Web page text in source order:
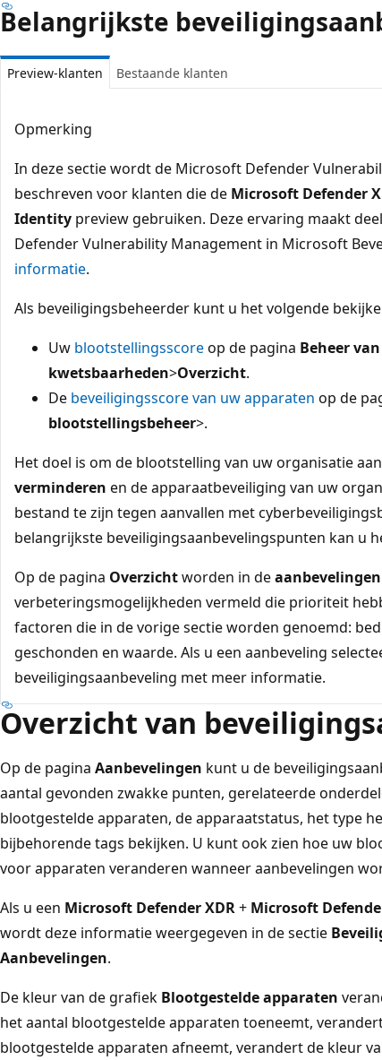
Belangrijkste
Preview-klanten Bestaande klanten
Opmerking
In deze sectie wordt de Microsoft Defender
beschreven voor klanten die de Microsoft Defender
Identity preview gebruiken. Deze ervaring maakt
Defender Vulnerability Management in Microsoft
informatie.
Als beveiligingsbeheerder kunt u het volgende
Uw blootstellingsscoreop de pagina Beheer
kwetsbaarheden>Overzicht.
De beveiligingsscore van uw apparaten op de
blootstellingsbeheer>.
Het doel is om de blootstelling van uw organisatie
verminderen en de apparaatbeveiliging van uw
bestand te zijn tegen aanvallen met
belangrijkste beveiligingsaanbevelingspunten kan u
Op de pagina Overzichtworden in de
verbeteringsmogelijkheden vermeld die prioriteit
factoren die in de vorige sectie worden genoemd:
geschonden en waarde. Als u een aanbeveling
beveiligingsaanbeveling met meer informatie.
Overzicht van
Op de pagina Aanbevelingen kunt u de
aantal gevonden zwakke punten, gerelateerde
blootgestelde apparaten, de apparaatstatus, het type
bijbehorende tags bekijken. U kunt ook zien hoe uw
voor apparaten veranderen wanneer aanbevelingen
Als u een Microsoft Defender XDR+ Microsoft
wordt deze informatie weergegeven in de sectie
Aanbevelingen.
De kleur van de grafiek Blootgestelde apparaten
het aantal blootgestelde apparaten toeneemt,
blootgestelde apparaten afneemt, verandert de kleur